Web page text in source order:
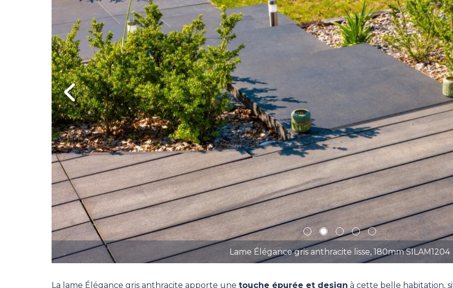
Previous
Lame Élégance gris anthracite lisse, 180mm SILAM1204
1 2 3 4 5
La lame Élégance gris anthracite apporte une touche épurée et design à cette belle habitation,